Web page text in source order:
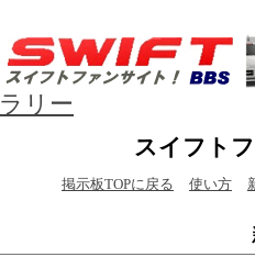
ラリー
スイフト
掲示板TOPに戻る 使い方